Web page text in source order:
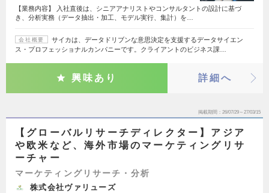
【業務内容】 入社直後は、シニアアナリストやコンサルタントの設計に基づ
き、分析実務（データ抽出・加工、モデル実行、集計）を…
会社概要
サイカは、データドリブンな意思決定を支援するデータサイエン
ス・プロフェッショナルカンパニーです。クライアントのビジネス課…
興味あり 詳細へ
掲載期間 26/07/29～27/03/15
【グローバルリサーチディレクター】アジア
や欧米など、海外市場のマーケティングリサ
ーチャー
マーケティングリサーチ・分析
株式会社ヴァリューズ